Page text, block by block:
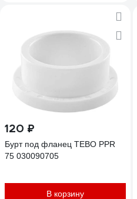
120 ₽
Бурт под фланец TEBO PPR
75 030090705
В корзину